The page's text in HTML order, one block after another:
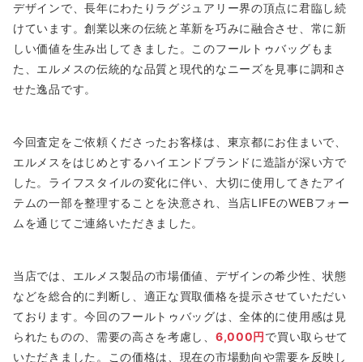
デザインで、長年にわたりラグジュアリー界の頂点に君臨し続
けています。創業以来の伝統と革新を巧みに融合させ、常に新
しい価値を生み出してきました。このフールトゥバッグもま
た、エルメスの伝統的な品質と現代的なニーズを見事に調和さ
せた逸品です。
今回査定をご依頼くださったお客様は、東京都にお住まいで、
エルメスをはじめとするハイエンドブランドに造詣が深い方で
した。ライフスタイルの変化に伴い、大切に使用してきたアイ
テムの一部を整理することを決意され、当店LIFEのWEBフォー
ムを通じてご連絡いただきました。
当店では、エルメス製品の市場価値、デザインの希少性、状態
などを総合的に判断し、適正な買取価格を提示させていただい
ております。今回のフールトゥバッグは、全体的に使用感は見
られたものの、需要の高さを考慮し、 6,000円で買い取らせて
いただきました。この価格は、現在の市場動向や需要を反映し